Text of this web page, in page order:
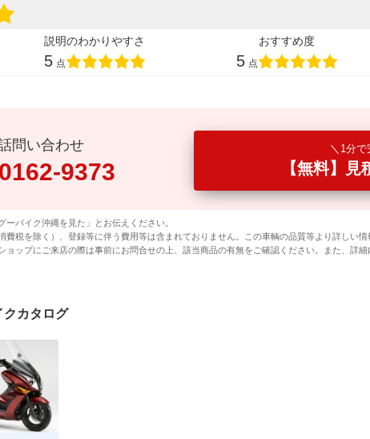
説明のわかりやすさ
5 点
おすすめ度
5 点
問い合わせ
9373
1分で
【無料】
バイク沖縄を見た」とお伝えください。
税を除く）、登録等に伴う費用等は含まれておりません。この車輌の品質等より詳しい情
ョップにご来店の際は事前にお問合せの上、該当商品の有無をご確認ください。また、詳
カタログ